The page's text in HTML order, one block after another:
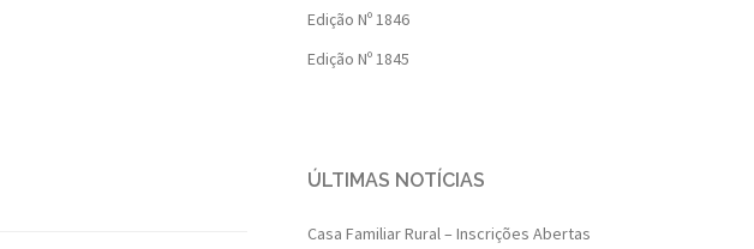
Edição Nº 1846
Edição Nº 1845
ÚLTIMAS NOTÍCIAS
Casa Familiar Rural – Inscrições Abertas